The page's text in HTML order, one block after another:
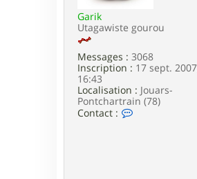
Garik
Utagawiste gourou
Messages : 3068
Inscription : 17 sept.
16:43
Localisation : Jouars-
Pontchartrain (78)
Contact :